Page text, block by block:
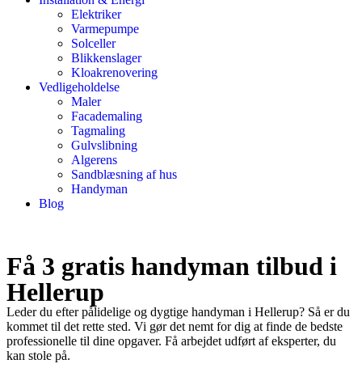
Elektriker
Varmepumpe
Solceller
Blikkenslager
Kloakrenovering
Vedligeholdelse
Maler
Facademaling
Tagmaling
Gulvslibning
Algerens
Sandblæsning af hus
Handyman
Blog
Få 3 gratis handyman tilbud i
Hellerup
Leder du efter pålidelige og dygtige handyman i Hellerup? Så er du
kommet til det rette sted. Vi gør det nemt for dig at finde de bedste
professionelle til dine opgaver. Få arbejdet udført af eksperter, du
kan stole på.